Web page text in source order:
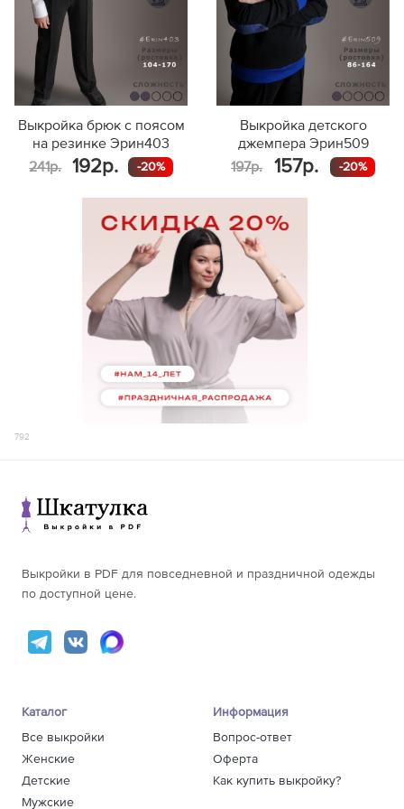
Выкройка брюк с поясом
на резинке Эрин403
241р.
192р. -20%
Выкройка детского
джемпера Эрин509
197р.
157р. -20%
792
Выкройки в PDF для повседневной и праздничной одежды
по доступной цене.
Каталог
Все выкройки
Женские
Детские
Мужские
Информация
Вопрос-ответ
Оферта
Как купить выкройку?